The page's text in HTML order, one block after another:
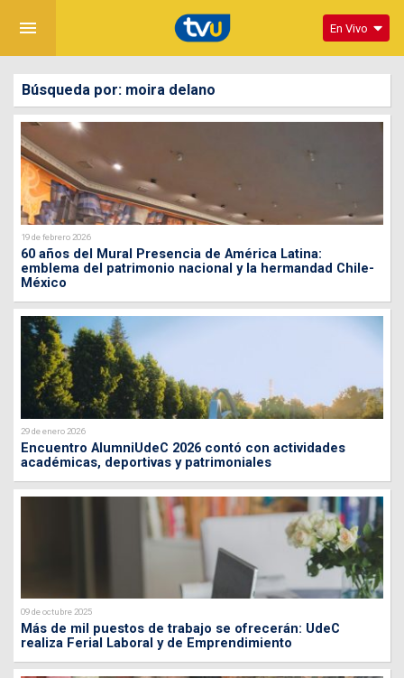
menu En Vivo
Búsqueda por: moira delano
19 de febrero 2026
60 años del Mural Presencia de América Latina:
emblema del patrimonio nacional y la hermandad Chile-
México
29 de enero 2026
Encuentro AlumniUdeC 2026 contó con actividades
académicas, deportivas y patrimoniales
09 de octubre 2025
Más de mil puestos de trabajo se ofrecerán: UdeC
realiza Ferial Laboral y de Emprendimiento